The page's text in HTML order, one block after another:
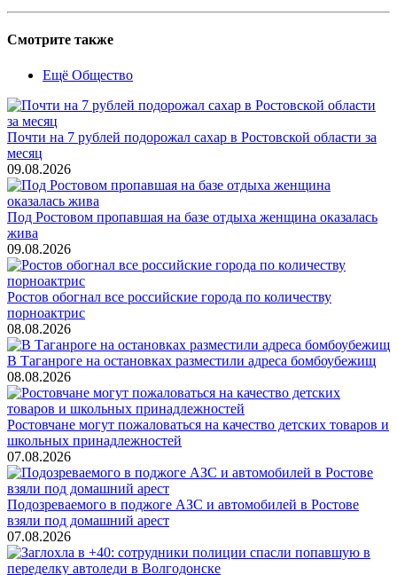
Смотрите также
Ещё Общество
Почти на 7 рублей подорожал сахар в Ростовской области за
месяц
09.08.2026
Под Ростовом пропавшая на базе отдыха женщина оказалась
жива
09.08.2026
Ростов обогнал все российские города по количеству
порноактрис
08.08.2026
В Таганроге на остановках разместили адреса бомбоубежищ
08.08.2026
Ростовчане могут пожаловаться на качество детских товаров и
школьных принадлежностей
07.08.2026
Подозреваемого в поджоге АЗС и автомобилей в Ростове
взяли под домашний арест
07.08.2026